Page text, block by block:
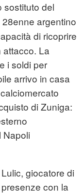
sostituto del
28enne argentino
di ricoprire
attacco. La
i soldi per
arrivo in casa
di Zuniga:
Napoli
giocatore di
con la